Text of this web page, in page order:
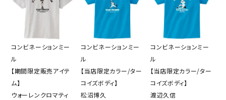
コンビネーションミー
ル
【期間限定販売アイテ
ム】
ウォーレンクロマティ
コンビネーションミー
ル
【当店限定カラー/ター
コイズボディ】
松沼博久
コンビネーションミー
ル
【当店限定カラー/ター
コイズボディ】
渡辺久信